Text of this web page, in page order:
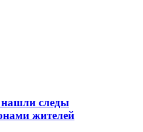
следы
жителей